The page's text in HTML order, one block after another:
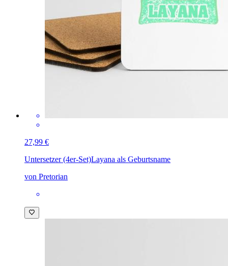
27,99 €
Untersetzer (4er-Set)Layana als Geburtsname
von Pretorian